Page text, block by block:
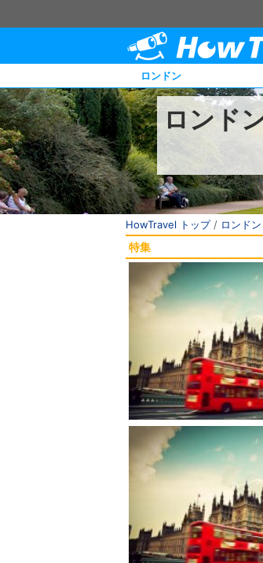
ロンドン
ロンド
HowTravel トップ/ ロンドン
特集